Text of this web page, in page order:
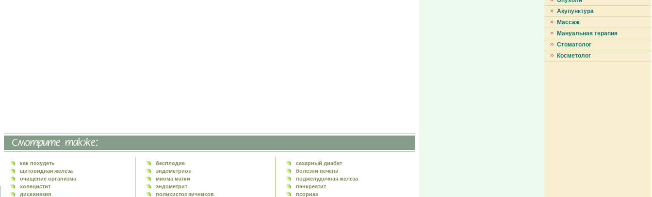
как похудеть
щитовидная железа
очищение организма
холецистит
дискинезия
бесплодие
эндометриоз
миома матки
эндометрит
поликистоз яичников
сахарный диабет
болезни печени
поджелудочная железа
панкреатит
псориаз
Акупунктура
Массаж
Мануальная терапия
Стоматолог
Косметолог